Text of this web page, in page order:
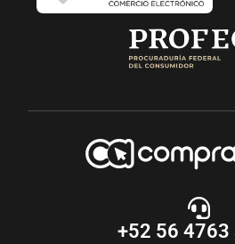
+52 56 4763